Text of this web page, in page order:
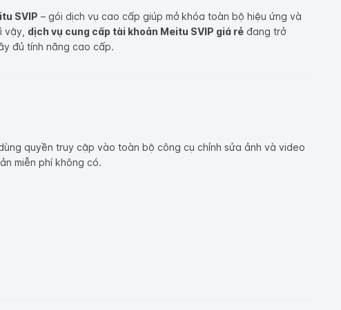
SVIP – gói dịch vụ cao cấp giúp mở khóa toàn bộ hiệu ứng và
vậy, dịch vụ cung cấp tài khoản Meitu SVIP giá rẻ đang trở
đủ tính năng cao cấp.
quyền truy cập vào toàn bộ công cụ chỉnh sửa ảnh và video
miễn phí không có.